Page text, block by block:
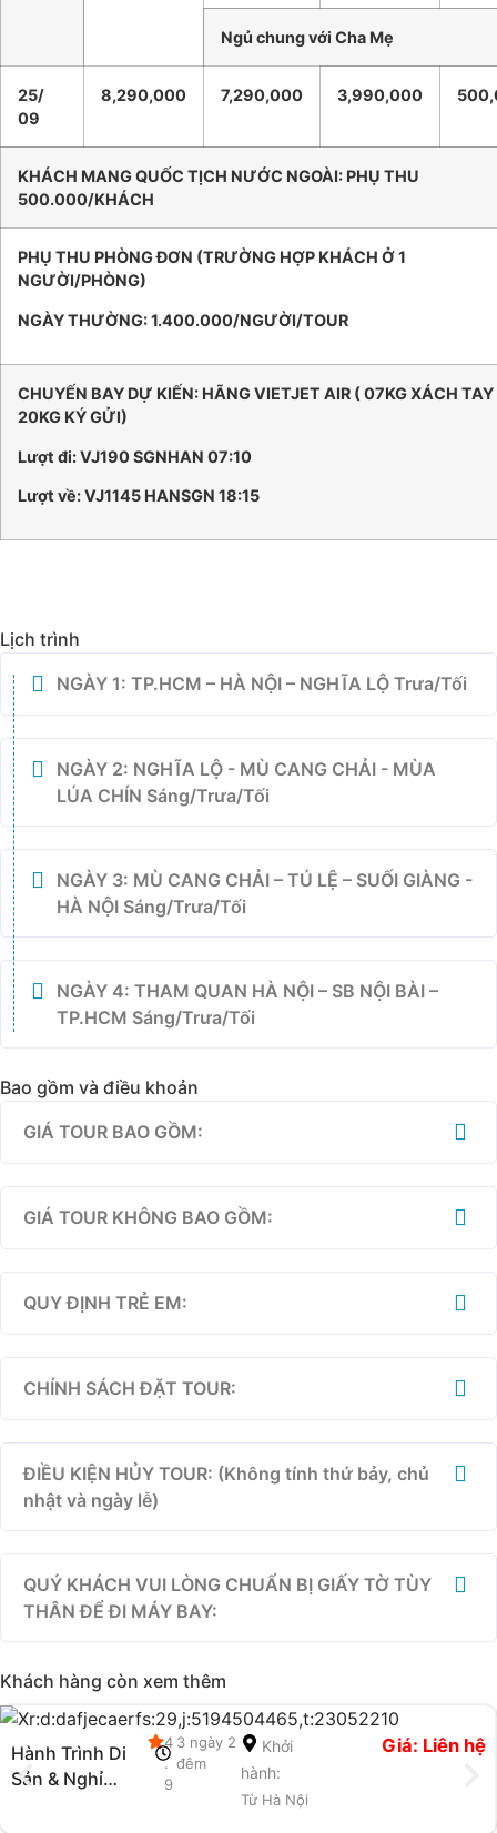
Ngủ chung với Cha Mẹ
25/
09
8,290,000 7,290,000 3,990,000
KHÁCH MANG QUỐC TỊCH NƯỚC NGOÀI: PHỤ THU
500.000/KHÁCH
PHỤ THU PHÒNG ĐƠN (TRƯỜNG HỢP KHÁCH Ở 1
NGƯỜI/PHÒNG)
NGÀY THƯỜNG: 1.400.000/NGƯỜI/TOUR
CHUYẾN BAY DỰ KIẾN: HÃNG VIETJET AIR ( 07KG XÁCH
20KG KÝ GỬI)
Lượt đi: VJ190 SGNHAN 07:10
Lượt về: VJ1145 HANSGN 18:15
Lịch trình
NGÀY 1: TP.HCM – HÀ NỘI – NGHĨA LỘ Trưa/Tối
NGÀY 2: NGHĨA LỘ - MÙ CANG CHẢI - MÙA
LÚA CHÍN Sáng/Trưa/Tối
NGÀY 3: MÙ CANG CHẢI – TÚ LỆ – SUỐI GIÀNG -
HÀ NỘI Sáng/Trưa/Tối
NGÀY 4: THAM QUAN HÀ NỘI – SB NỘI BÀI –
TP.HCM Sáng/Trưa/Tối
Bao gồm và điều khoản
GIÁ TOUR BAO GỒM:
GIÁ TOUR KHÔNG BAO GỒM:
QUY ĐỊNH TRẺ EM:
CHÍNH SÁCH ĐẶT TOUR:
ĐIỀU KIỆN HỦY TOUR: (Không tính thứ bảy, chủ
nhật và ngày lễ)
QUÝ KHÁCH VUI LÒNG CHUẨN BỊ GIẤY TỜ TÙY
THÂN ĐỂ ĐI MÁY BAY:
Khách hàng còn xem thêm
Hành Trình Di
Sản & Nghỉ
4
.
9
3 ngày 2
đêm
Khởi
hành:
Từ Hà Nội
Giá: Liên hệ